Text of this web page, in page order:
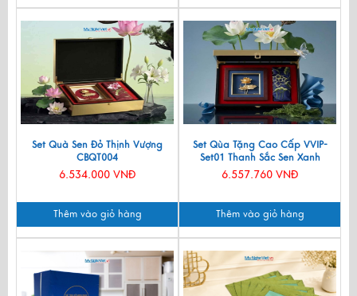
Set Quà Sen Đỏ Thịnh Vượng
CBQT004
6.534.000 VNĐ
Thêm vào giỏ hàng
Set Qùa Tặng Cao Cấp VVIP-
Set01 Thanh Sắc Sen Xanh
6.557.760 VNĐ
Thêm vào giỏ hàng